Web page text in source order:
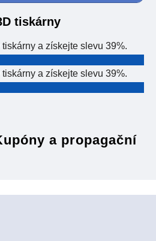
tiskárny
a získejte slevu 39%.
a získejte slevu 39%.
a propagační